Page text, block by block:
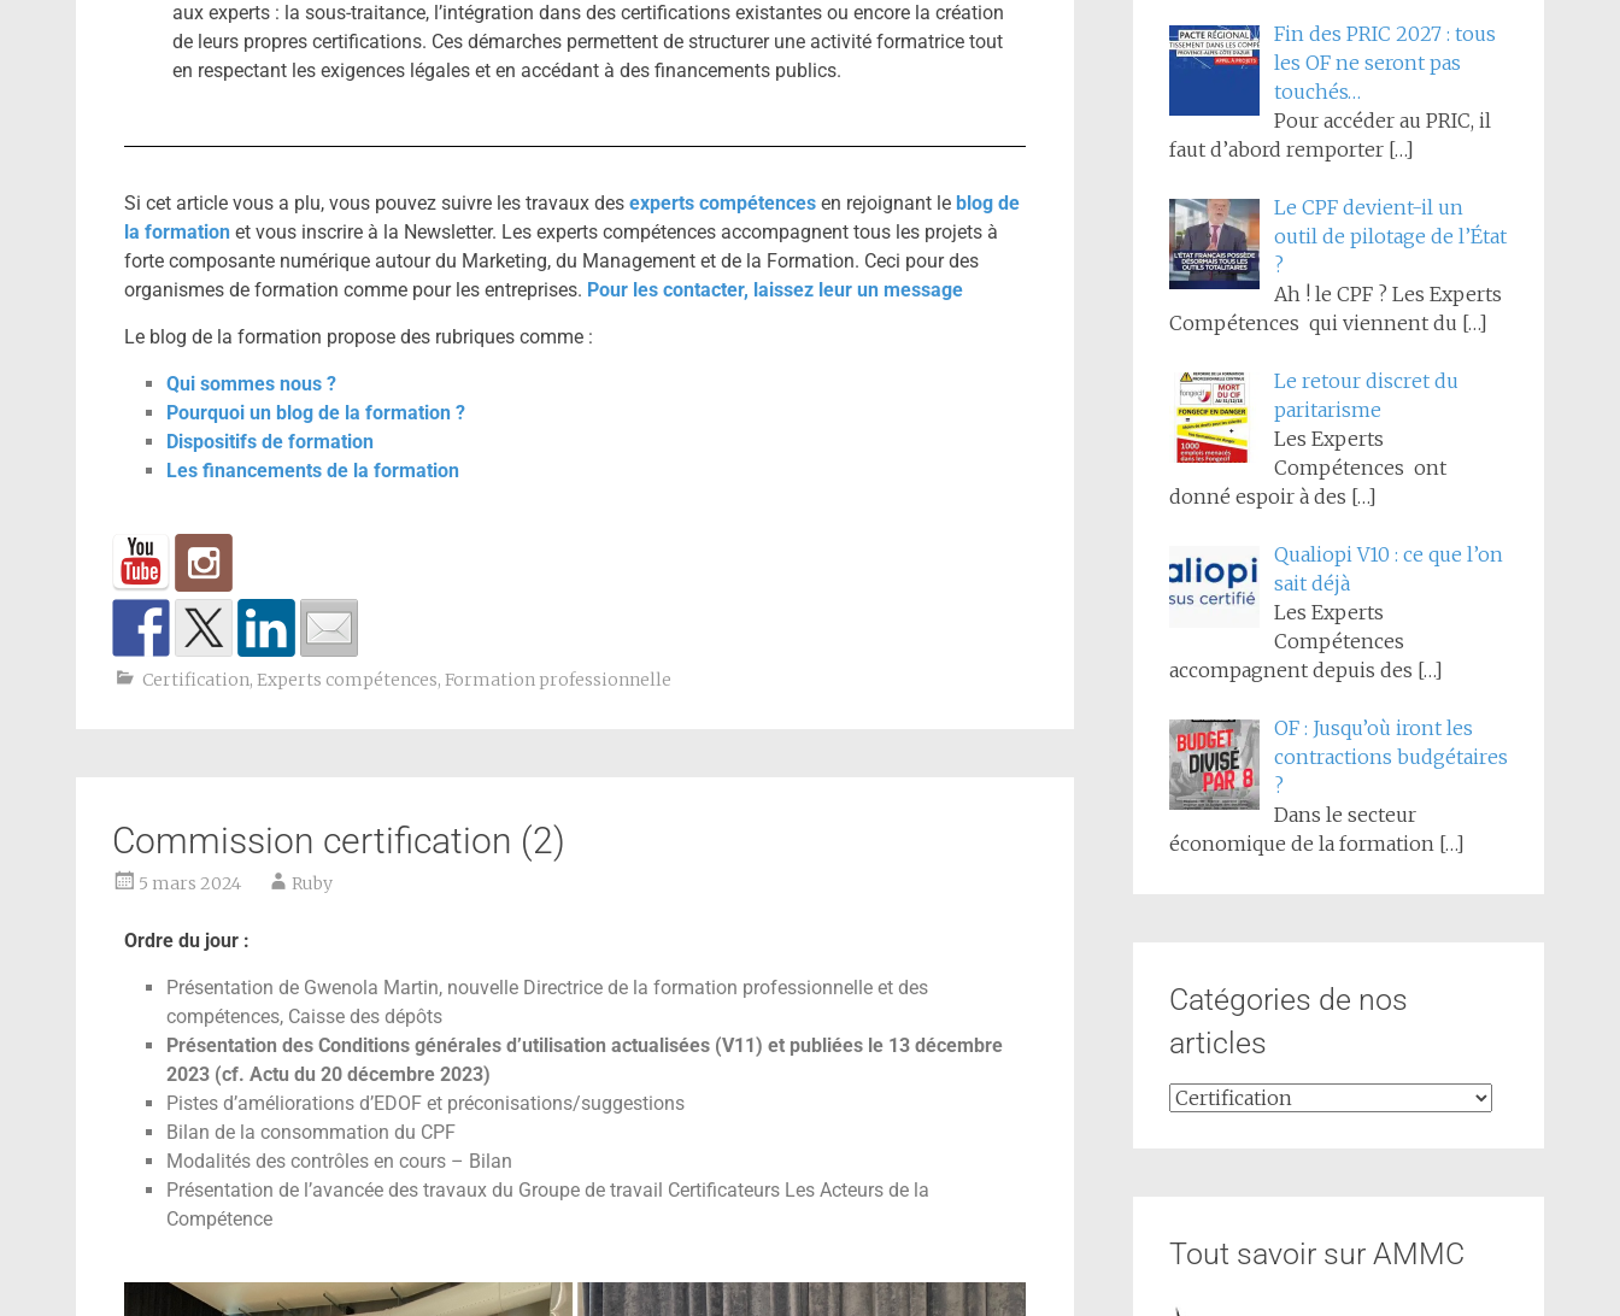
aux experts : la sous-traitance, l’intégration dans des certifications existantes ou encore la création
de leurs propres certifications. Ces démarches permettent de structurer une activité formatrice tout
en respectant les exigences légales et en accédant à des financements publics.
Si cet article vous a plu, vous pouvez suivre les travaux des experts compétences en rejoignant le blog de
la formation et vous inscrire à la Newsletter. Les experts compétences accompagnent tous les projets à
forte composante numérique autour du Marketing, du Management et de la Formation. Ceci pour des
organismes de formation comme pour les entreprises. Pour les contacter, laissez leur un message
Le blog de la formation propose des rubriques comme :
Qui sommes nous ?
Pourquoi un blog de la formation ?
Dispositifs de formation
Les financements de la formation
Certification, Experts compétences, Formation professionnelle
Commission certification (2)
5 mars 2024 Ruby
Ordre du jour :
Présentation de Gwenola Martin, nouvelle Directrice de la formation professionnelle et des
compétences, Caisse des dépôts
Présentation des Conditions générales d’utilisation actualisées (V11) et publiées le 13 décembre
2023 (cf. Actu du 20 décembre 2023)
Pistes d’améliorations d’EDOF et préconisations/suggestions
Bilan de la consommation du CPF
Modalités des contrôles en cours – Bilan
Présentation de l’avancée des travaux du Groupe de travail Certificateurs Les Acteurs de la
Compétence
Fin des PRIC 2027 : tous
les OF ne seront pas
touchés…
Pour accéder au PRIC, il
faut d’abord remporter […]
Le CPF devient-il un
outil de pilotage de l’État
?
Ah ! le CPF ? Les Experts
Compétences qui viennent du […]
Le retour discret du
paritarisme
Les Experts
Compétences ont
donné espoir à des […]
Qualiopi V10 : ce que l’on
sait déjà
Les Experts
Compétences
accompagnent depuis des […]
OF : Jusqu’où iront les
contractions budgétaires
?
Dans le secteur
économique de la formation […]
Catégories de nos
articles
Tout savoir sur AMMC